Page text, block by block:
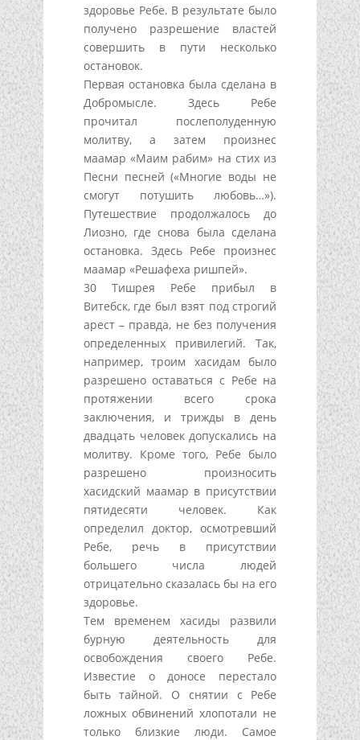
здоровье Ребе. В результате было
получено разрешение властей
совершить в пути несколько
остановок.
Первая остановка была сделана в
Добромысле. Здесь Ребе
прочитал послеполуденную
молитву, а затем произнес
маамар «Маим рабим» на стих из
Песни песней («Многие воды не
смогут потушить любовь…»).
Путешествие продолжалось до
Лиозно, где снова была сделана
остановка. Здесь Ребе произнес
маамар «Решафеха ришпей».
30 Тишрея Ребе прибыл в
Витебск, где был взят под строгий
арест – правда, не без получения
определенных привилегий. Так,
например, троим хасидам было
разрешено оставаться с Ребе на
протяжении всего срока
заключения, и трижды в день
двадцать человек допускались на
молитву. Кроме того, Ребе было
разрешено произносить
хасидский маамар в присутствии
пятидесяти человек. Как
определил доктор, осмотревший
Ребе, речь в присутствии
большего числа людей
отрицательно сказалась бы на его
здоровье.
Тем временем хасиды развили
бурную деятельность для
освобождения своего Ребе.
Известие о доносе перестало
быть тайной. О снятии с Ребе
ложных обвинений хлопотали не
только близкие люди. Самое